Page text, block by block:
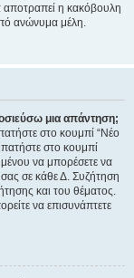
αποτραπεί η κακόβουλη
ανώνυμα μέλη.
μια απάντηση;
στο κουμπί “Νέο
στο κουμπί
να μπορέσετε να
σε κάθε Δ. Συζήτηση
και του θέματος.
να επισυνάπτετε